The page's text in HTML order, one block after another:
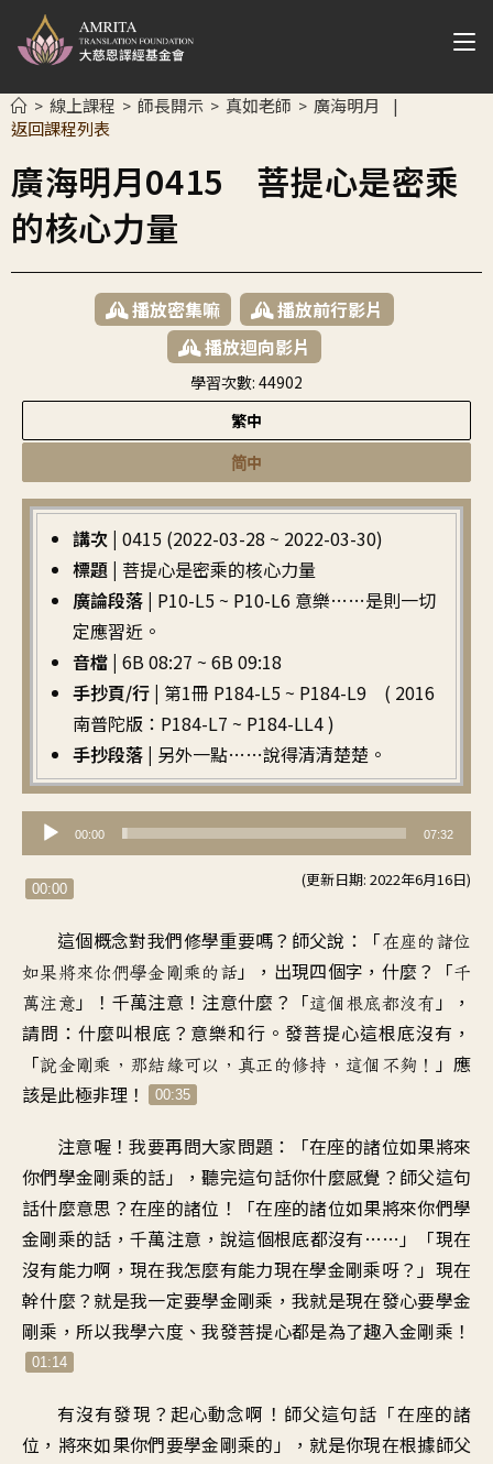
> 線上課程 > 師長開示 > 真如老師 > 廣海明月 |
返回課程列表
廣海明月0415 菩提心是密乘
的核心力量
播放密集嘛
播放前行影片
播放迴向影片
學習次數: 44902
繁中
简中
講次 | 0415 (2022-03-28 ~ 2022-03-30)
標題 | 菩提心是密乘的核心力量
廣論段落 | P10-L5 ~ P10-L6 意樂……是則一切
定應習近。
音檔 | 6B 08:27 ~ 6B 09:18
手抄頁/行 | 第1冊 P184-L5 ~ P184-L9 ( 2016
南普陀版：P184-L7 ~ P184-LL4 )
手抄段落 | 另外一點……說得清清楚楚。
訊
播
00:00 07:32
(更新日期: 2022年6月16日)
00:00
這個概念對我們修學重要嗎？ 師父說 ：「在座的諸位
如果將來你們學金剛乘的話」， 出現四個字，什麼 ？「千
萬注意」！千萬注意！注意什麼 ？「這個根底都沒有」，
請問：什麼叫根底 ？ 意樂和行 。 發菩提心這根底沒有 ，
「說金剛乘 ， 那結緣可以 ，真正的修持，這個不夠 ！ 」應
該是此極非理 ！ 00:35
注意喔 ！我要再問大家問題 ：「在座的諸位如果將來
你們學金剛乘的話」，聽完這句話你什麼感覺 ？ 師父這句
話什麼意思 ？在座的諸位 ！「在座的諸位如果將來你們學
金剛乘的話 ，千萬注意 ， 說這個根底都沒有……」「現在
沒有能力啊 ，現在我怎麼有能力現在學金剛乘呀？」 現在
幹什麼 ？就是我一定要學金剛乘 ，我就是現在發心要學金
剛乘 ，所以我學六度 、我發菩提心都是為了趣入金剛乘 ！
01:14
有沒有發現 ？ 起心動念啊 ！ 師父這句話 「在座的諸
位 ， 將來如果你們要學金剛乘的」，就是你現在根據師父